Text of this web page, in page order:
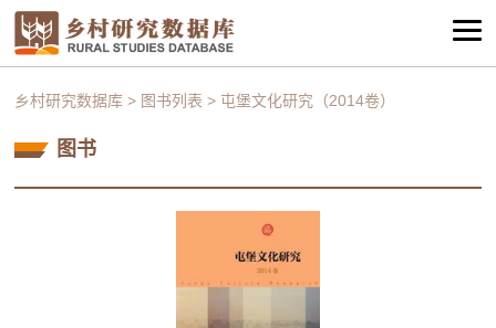
乡村研究数据库 > 图书列表 > 屯堡文化研究（2014卷）
图书